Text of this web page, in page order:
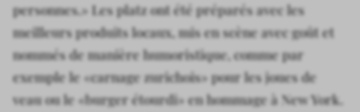
personnes.» Les platz ont été préparés avec les
meilleurs produits locaux, mis en scène avec goût et
nommés de manière humoristique, comme par
exemple le «carnage zurichois» pour les joues de
veau ou le «burger étourdi» en hommage à New York.